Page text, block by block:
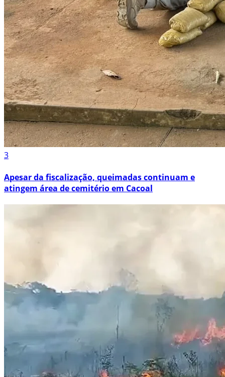
3
Apesar da fiscalização, queimadas continuam e
atingem área de cemitério em Cacoal